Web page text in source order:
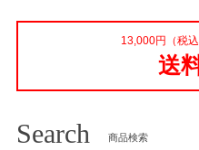
13,000円（税
送
Search 商品検索